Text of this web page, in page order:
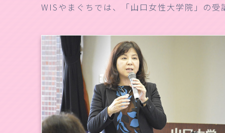
WISやまぐちでは、「山口女性大学院」の